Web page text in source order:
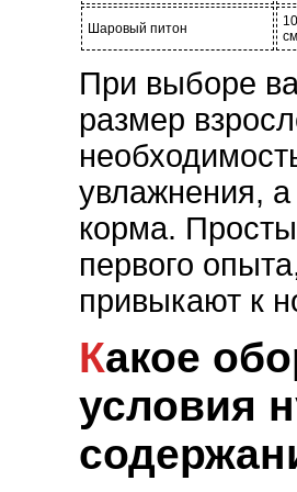
Шаровый питон
см
При выборе
размер
увлажнения, а
корма.
первого
привыкают к
Какое оборудование и
условия